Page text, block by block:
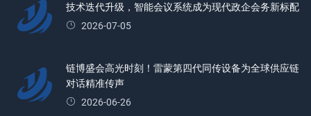
技术迭代升级，智能会议系统成为现代政企会务新标配
2026-07-05
链博盛会高光时刻！雷蒙第四代同传设备为全球供应链
对话精准传声
2026-06-26